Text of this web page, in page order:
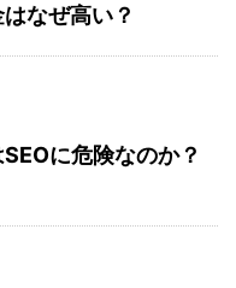
なぜ高い？
に危険なのか？